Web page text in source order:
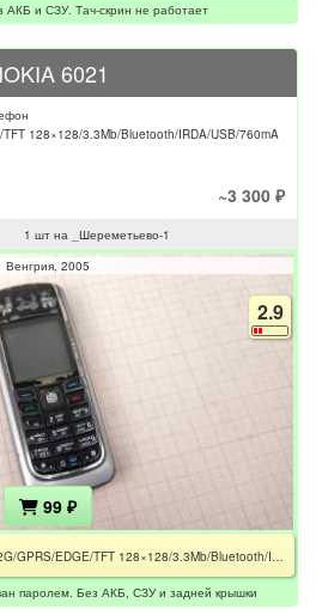
АКБ и СЗУ. Тач-скрин не работает
6021
128×128/3.3Mb/Bluetooth/IRDA/USB/760mA
~3 300 ₽
1 шт на _Шереметьево-1
Венгрия 2005
2.9
99 ₽
6021 / RM-94 / CE / РСТ / 2G/GPRS/EDGE/TFT 128×128/3.3Mb/Bluetooth/IRDA/USB/760mAh / Заблокирован паролем / Не комплект
паролем. Без АКБ, СЗУ и задней крышки